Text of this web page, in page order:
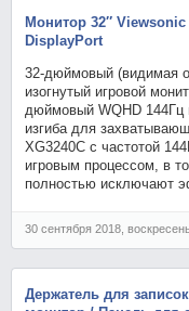
Монитор 32″ Viewsonic
DisplayPort
32-дюймовый (видимая
изогнутый игровой
дюймовый WQHD 144Гц
изгиба для
XG3240C с частотой
игровым процессом, в
полностью исключают
30 сентября 2018,
Держатель для